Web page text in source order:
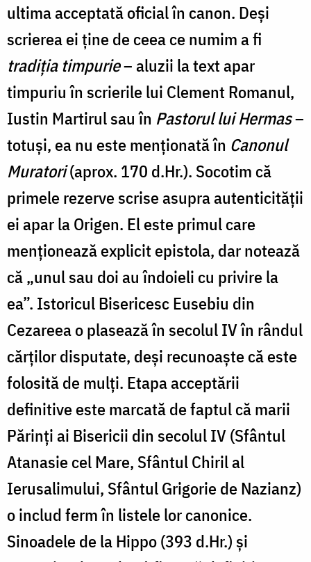
ultima acceptată oficial în canon. Deși
scrierea ei ține de ceea ce numim a fi
tradiția timpurie– aluzii la text apar
timpuriu în scrierile lui Clement Romanul,
Iustin Martirul sau în Pastorul lui Hermas–
totuși, ea nu este menționată în Canonul
Muratori(aprox. 170 d.Hr.). Socotim că
primele rezerve scrise asupra autenticității
ei apar la Origen. El este primul care
menționează explicit epistola, dar notează
că „unul sau doi au îndoieli cu privire la
ea”. Istoricul Bisericesc Eusebiu din
Cezareea o plasează în secolul IV în rândul
cărților disputate, deși recunoaște că este
folosită de mulți. Etapa acceptării
definitive este marcată de faptul cămarii
Părinți ai Bisericii din secolul IV (Sfântul
Atanasie cel Mare, Sfântul Chiril al
Ierusalimului, Sfântul Grigorie de Nazianz)
o includ ferm în listele lor canonice.
Sinoadele de la Hippo (393 d.Hr.) și